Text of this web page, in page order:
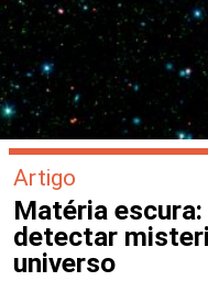
Artigo
Matéria
detectar
universo